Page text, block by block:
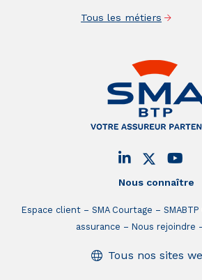
Nous connaître
Espace client SMA Courtage
assurance
Nous rejoindre
Tous nos sites
Tous les métiers